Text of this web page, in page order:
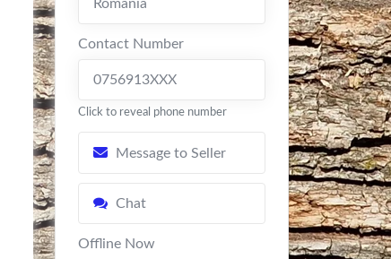
Romania
Contact Number
0756913XXX
Click to reveal phone number
Message to Seller
Chat
Offline Now